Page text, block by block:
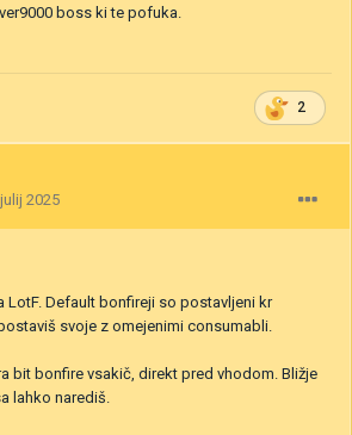
boss ki te pofuka.
2
2025
LotF. Default bonfireji so postavljeni kr
svoje z omejenimi consumabli.
bit bonfire vsakič, direkt pred vhodom. Bližje
lahko narediš.